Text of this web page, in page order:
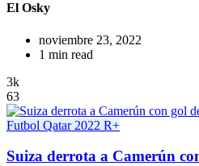
El Osky
noviembre 23, 2022
1 min read
3k
63
Futbol Qatar 2022 R+
Suiza derrota a Camerún